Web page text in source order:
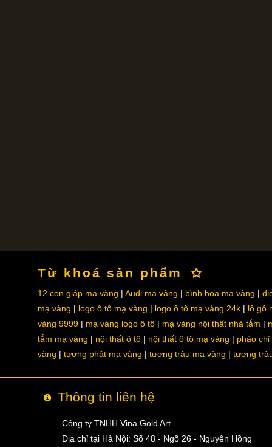
Từ khoá sản phẩm
12 con giáp mạ vàng Audi mạ vàng bình hoa mạ vàng
mạ vàng
logo ô tô mạ vàng logo ô tô mạ vàng 24k
lô gô
vàng 9999
mạ vàng logo ô tô mạ vàng nội thất nhà tắm
tắm mạ vàng
nội thất ô tô nội thất ô tô mạ vàng
phào chỉ
vàng
tượng phật mạ vàng tượng trâu mạ vàng tượng
Thông tin liên hệ
Công ty TNHH Vina Gold Art
Địa chỉ tại Hà Nội: Số 48 - Ngõ 26 - Nguyên Hồng